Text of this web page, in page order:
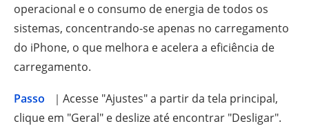
operacional e o consumo de energia de todos os
sistemas, concentrando-se apenas no carregamento
do iPhone, o que melhora e acelera a eficiência de
carregamento.
Passo
｜Acesse "Ajustes" a partir da tela principal,
clique em "Geral" e deslize até encontrar "Desligar".